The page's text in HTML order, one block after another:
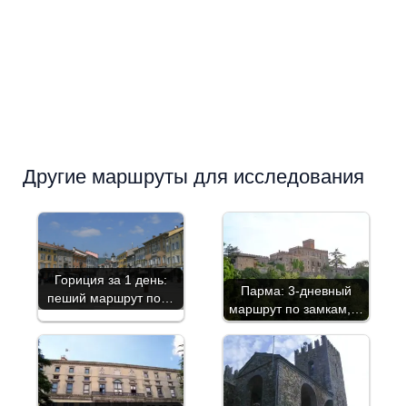
Другие маршруты для исследования
Гориция за 1 день:
пеший маршрут по…
Парма: 3-дневный
маршрут по замкам,…